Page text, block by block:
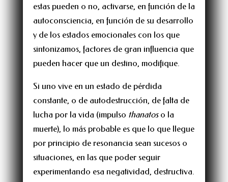
estas pueden o no, activarse, en función de la
autoconsciencia, en función de su desarrollo
y de los estados emocionales con los que
sintonizamos, factores de gran influencia que
pueden hacer que un destino, modifique.
Si uno vive en un estado de pérdida
constante, o de autodestrucción, de falta de
lucha por la vida (impulso thanatoso la
muerte), lo más probable es que lo que llegue
por principio de resonancia sean sucesos o
situaciones, en las que poder seguir
experimentando esa negatividad, destructiva.